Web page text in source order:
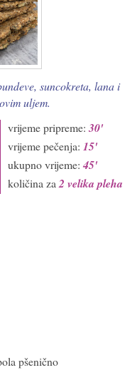
suncokreta, lana i
uljem.
vrijeme pripreme:30'
vrijeme pečenja: 15'
ukupno vrijeme: 45'
količina za 2 velika pleha
pšenično